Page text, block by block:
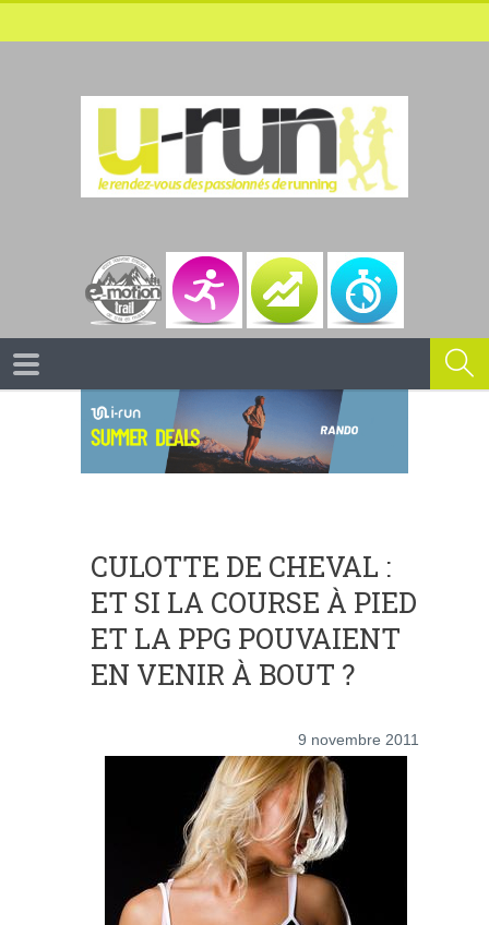
CULOTTE DE CHEVAL :
ET SI LA COURSE À PIED
ET LA PPG POUVAIENT
EN VENIR À BOUT ?
9 novembre 2011